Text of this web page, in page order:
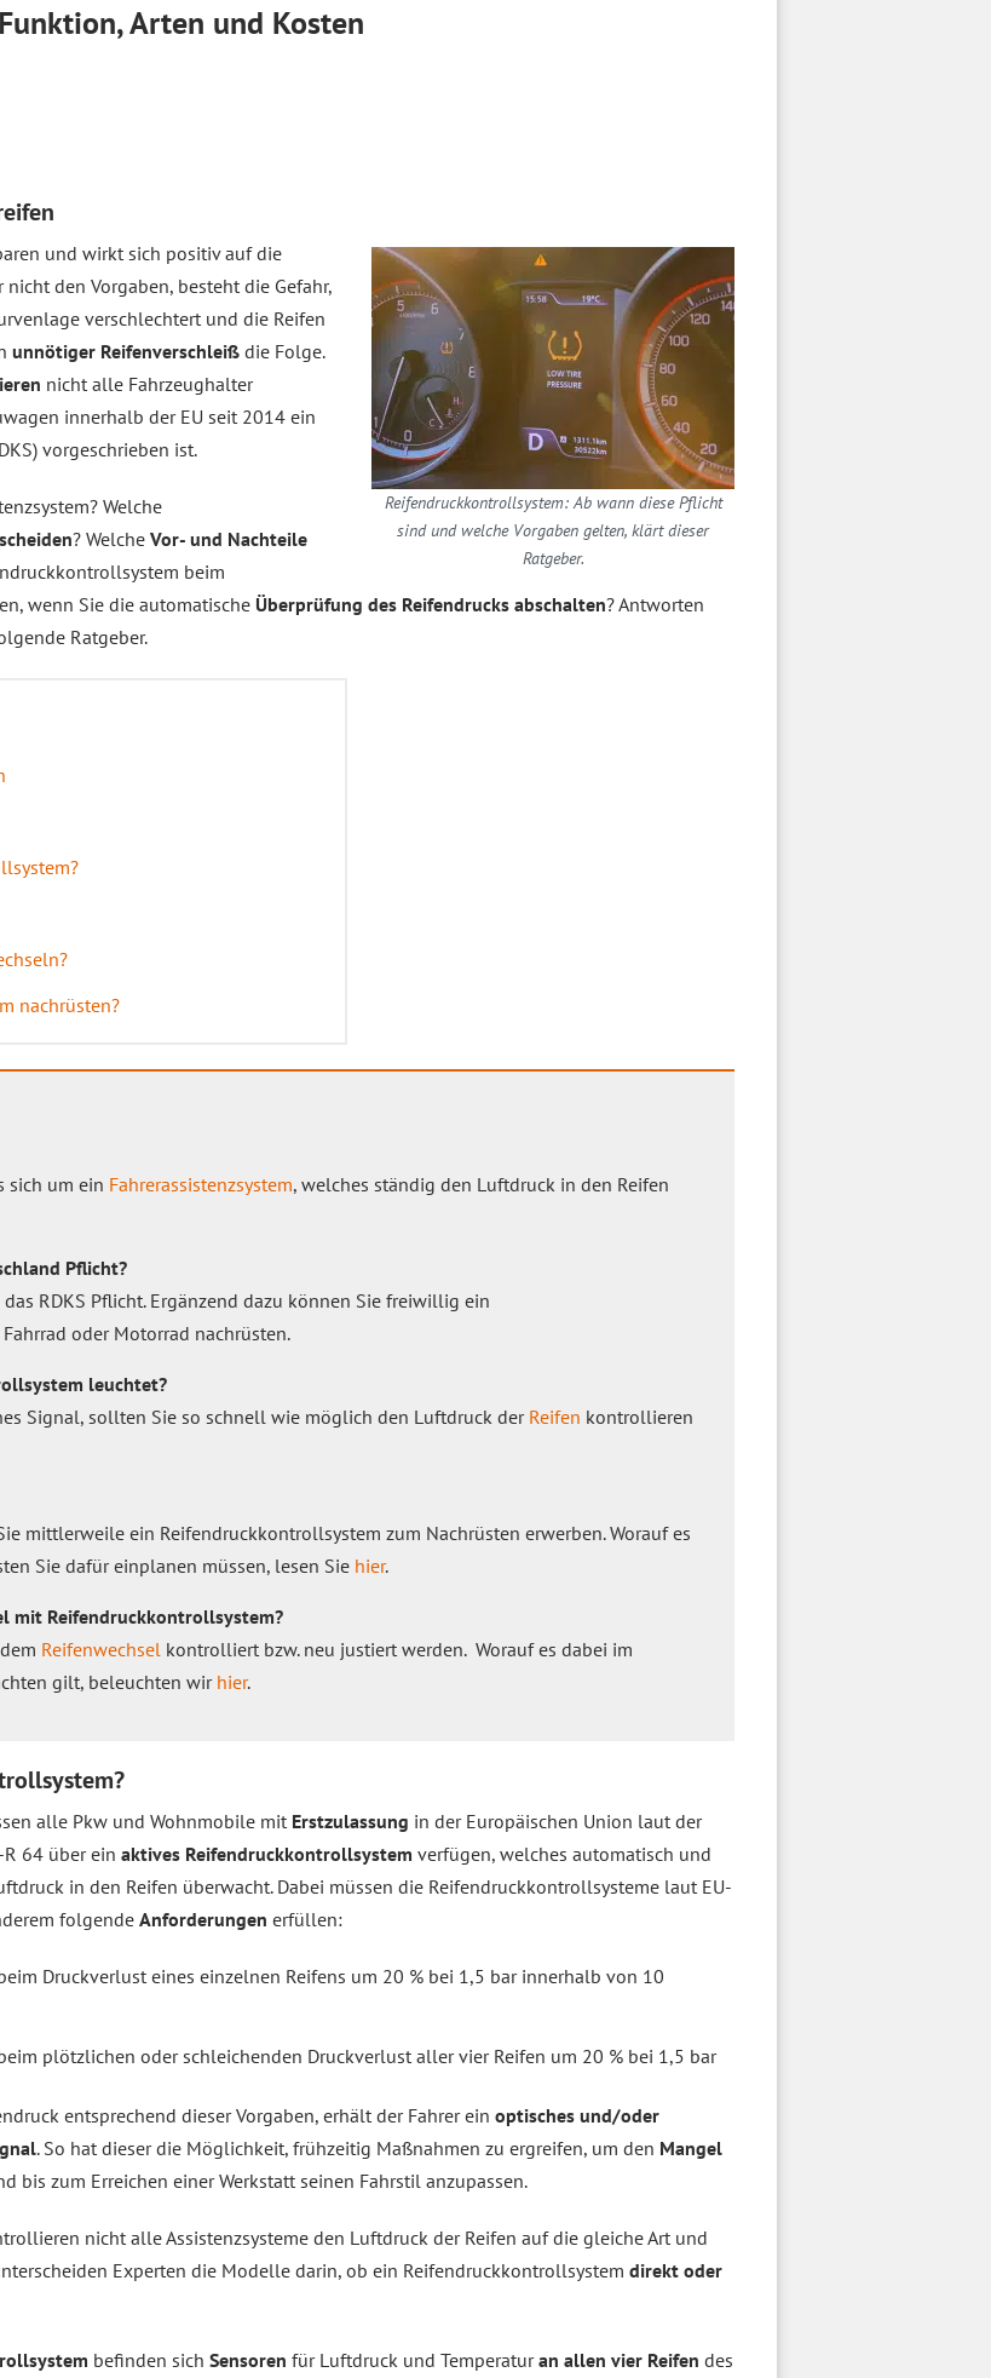
Arten und Kosten
Reifendruckkontrollsystem: Ab wann diese Pflicht
sind und welche Vorgaben gelten, klärt dieser
Ratgeber.
und wirkt sich positiv auf die
den Vorgaben, besteht die Gefahr,
verschlechtert und die Reifen
unnötiger Reifenverschleiß die Folge.
nicht alle Fahrzeughalter
innerhalb der EU seit 2014 ein
vorgeschrieben ist.
Welche
? Welche Vor- und Nachteile
beim
wenn Sie die automatische Überprüfung des Reifendrucks abschalten? Antworten
Ratgeber.
nachrüsten?
sich um ein Fahrerassistenzsystem, welches ständig den Luftdruck in den Reifen
Pflicht?
das RDKS Pflicht. Ergänzend dazu können Sie freiwillig ein
oder Motorrad nachrüsten.
leuchtet?
Signal, sollten Sie so schnell wie möglich den Luftdruck der Reifen kontrollieren
mittlerweile ein Reifendruckkontrollsystem zum Nachrüsten erwerben. Worauf es
Sie dafür einplanen müssen, lesen Sie hier.
mit Reifendruckkontrollsystem?
Reifenwechsel kontrolliert bzw. neu justiert werden. Worauf es dabei im
gilt, beleuchten wir hier.
alle Pkw und Wohnmobile mit Erstzulassung in der Europäischen Union laut der
R 64 über ein aktives Reifendruckkontrollsystem verfügen, welches automatisch und
in den Reifen überwacht. Dabei müssen die Reifendruckkontrollsysteme laut EU-
folgendeAnforderungen erfüllen:
Druckverlust eines einzelnen Reifens um 20 % bei 1,5 bar innerhalb von 10
plötzlichen oder schleichenden Druckverlust aller vier Reifen um 20 % bei 1,5 bar
entsprechend dieser Vorgaben, erhält der Fahrer ein optisches und/oder
. So hat dieser die Möglichkeit, frühzeitig Maßnahmen zu ergreifen, um den Mangel
bis zum Erreichen einer Werkstatt seinen Fahrstil anzupassen.
nicht alle Assistenzsysteme den Luftdruck der Reifen auf die gleiche Art und
Experten die Modelle darin, ob ein Reifendruckkontrollsystem direkt oder
befinden sich Sensoren für Luftdruck und Temperaturan allen vier Reifen des